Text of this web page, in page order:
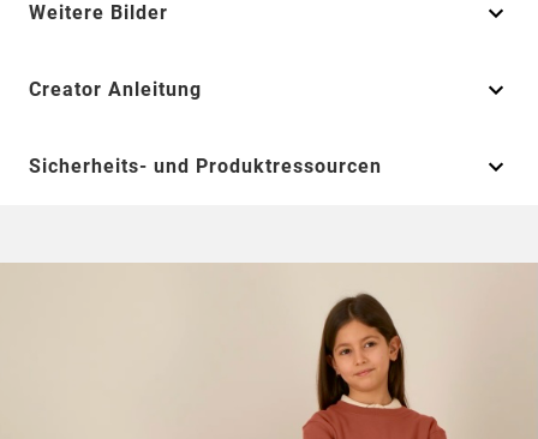
Weitere Bilder
Creator Anleitung
Sicherheits- und Produktressourcen